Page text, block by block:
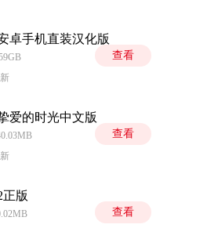
卓手机直装汉化版
查看
爱的时光中文版
查看
版
查看